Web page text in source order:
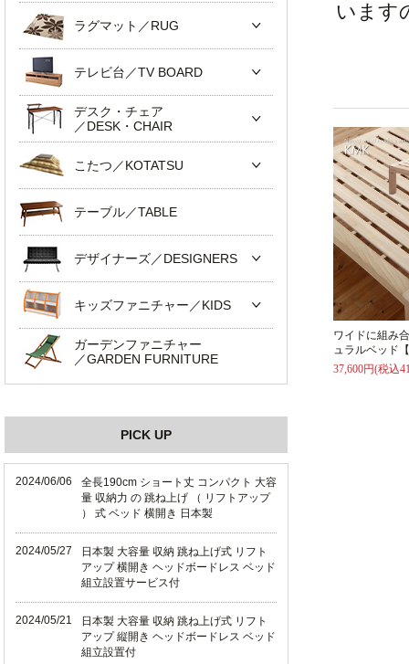
います
ワイドに組み
ュラルベッド
37,600円(税込
ラグマット／RUG
テレビ台／TV BOARD
デスク・チェア
／DESK・CHAIR
こたつ／KOTATSU
テーブル／TABLE
デザイナーズ／DESIGNERS
キッズファニチャー／KIDS
ガーデンファニチャー
／GARDEN FURNITURE
PICK UP
2024/06/06
全長190cm ショート丈 コンパクト 大容
量 収納力 の 跳ね上げ （ リフトアップ
） 式 ベッド 横開き 日本製
2024/05/27
日本製 大容量 収納 跳ね上げ式 リフト
アップ 横開き ヘッドボードレス ベッド
組立設置サービス付
2024/05/21
日本製 大容量 収納 跳ね上げ式 リフト
アップ 縦開き ヘッドボードレス ベッド
組立設置付